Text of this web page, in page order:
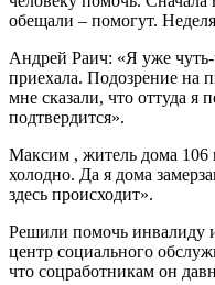
обещали – помогут.
Андрей Раич: «Я уже чуть-
приехала. Подозрение на
мне сказали, что оттуда я
подтвердится».
Максим , житель дома 106
холодно. Да я дома
здесь происходит».
Решили помочь инвалиду
центр социального
что соцработникам он